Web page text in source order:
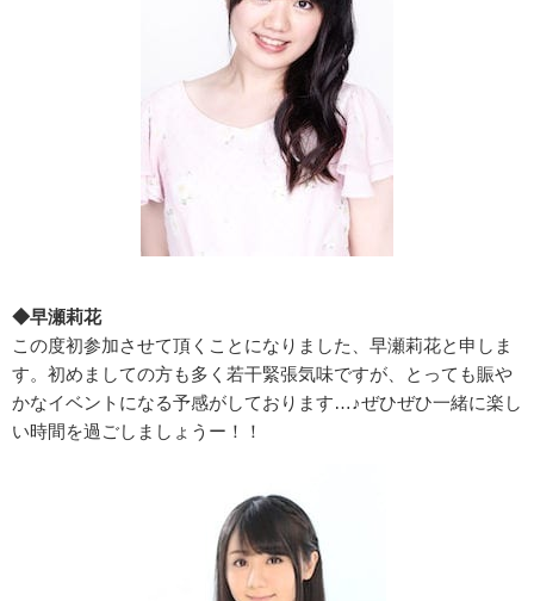
◆早瀬莉花
この度初参加させて頂くことになりました、早瀬莉花と申しま
す。初めましての方も多く若干緊張気味ですが、とっても賑や
かなイベントになる予感がしております…♪ぜひぜひ一緒に楽し
い時間を過ごしましょうー！！